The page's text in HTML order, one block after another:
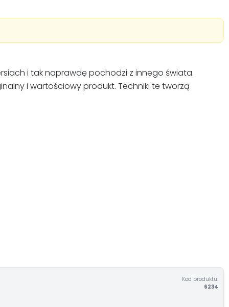
i tak naprawdę pochodzi z innego świata.
i wartościowy produkt. Techniki te tworzą
Kod produktu:
6234